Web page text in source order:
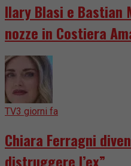
Ilary Blasi e Bastian
nozze in Costiera
TV3 giorni fa
Chiara Ferragni
distruggere l’ex”